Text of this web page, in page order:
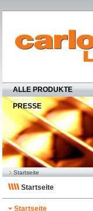
ALLE PRODUKTE
PRESSE
Startseite
Startseite
Startseite